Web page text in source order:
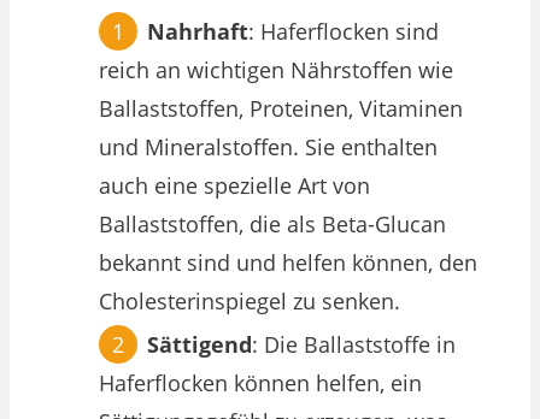
Nahrhaft: Haferflocken sind
reich an wichtigen Nährstoffen wie
Ballaststoffen, Proteinen, Vitaminen
und Mineralstoffen. Sie enthalten
auch eine spezielle Art von
Ballaststoffen, die als Beta-Glucan
bekannt sind und helfen können, den
Cholesterinspiegel zu senken.
Sättigend: Die Ballaststoffe in
Haferflocken können helfen, ein